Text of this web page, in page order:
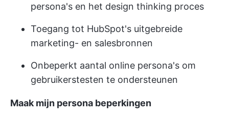
persona's en het design thinking proces
Toegang tot HubSpot's uitgebreide
marketing- en salesbronnen
Onbeperkt aantal online persona's om
gebruikerstesten te ondersteunen
Maak mijn persona beperkingen